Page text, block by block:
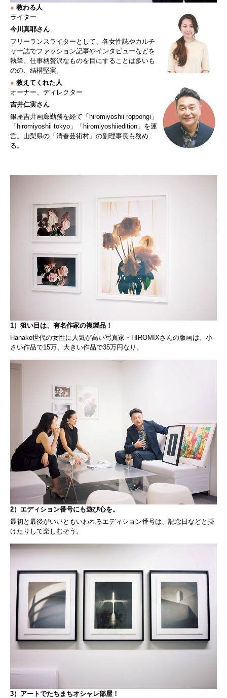
● 教わる人
ライター
今川真耶さん
フリーランスライターとして、各女性誌やカルチ
ャー誌でファッション記事やインタビューなどを
執筆。仕事柄贅沢なものを目にすることは多いも
のの、結構堅実。
● 教えてくれた人
オーナー、ディレクター
吉井仁実さん
銀座吉井画廊勤務を経て「hiromiyoshii roppongi」
「hiromiyoshii tokyo」「hiromiyoshiiedition」を運
営。山梨県の「清春芸術村」の副理事長も務め
る。
1）狙い目は、有名作家の複製品！
Hanako世代の女性に人気が高い写真家・HIROMIXさんの版画は、小
さい作品で15万、大きい作品で35万円なり。
2）エディション番号にも遊び心を。
最初と最後がいいともいわれるエディション番号は、記念日などと掛
けたりして楽しむそう。
3）アートでたちまちオシャレ部屋！